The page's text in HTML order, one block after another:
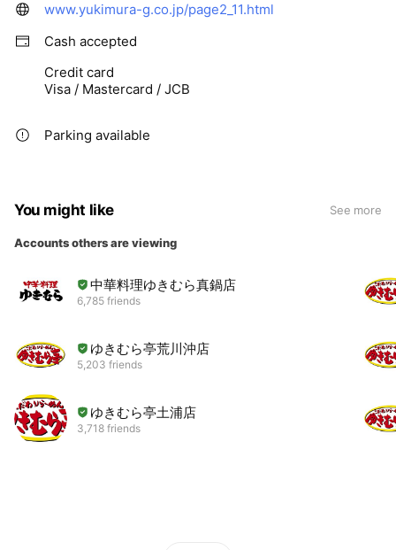
www.yukimura-g.co.jp/page2_11.html
Cash accepted
Credit card
Visa / Mastercard / JCB
Parking available
You might like See more
Accounts others are viewing
中華料理ゆきむら真鍋店
6,785 friends
ゆきむら亭荒川沖店
5,203 friends
ゆきむら亭土浦店
3,718 friends